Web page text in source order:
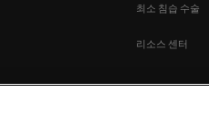
최소 침습 수술
리소스 센터